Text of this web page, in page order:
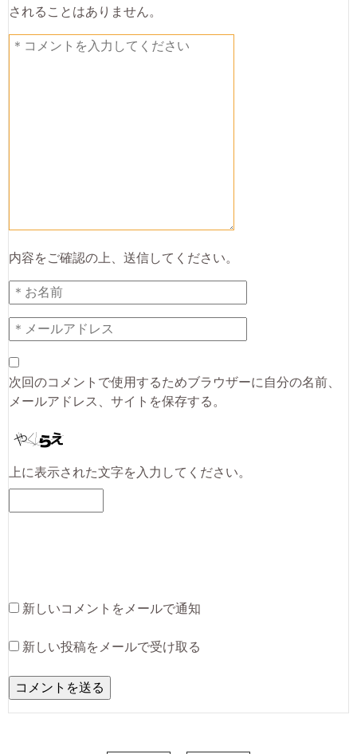
されることはありません。
内容をご確認の上、送信してください。
次回のコメントで使用するためブラウザーに自分の名前、
メールアドレス、サイトを保存する。
上に表示された文字を入力してください。
新しいコメントをメールで通知
新しい投稿をメールで受け取る